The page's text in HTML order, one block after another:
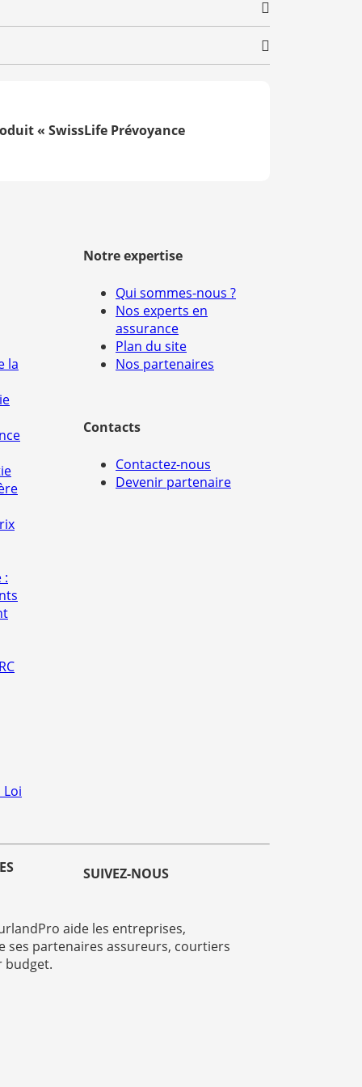
« SwissLife Prévoyance
la
:
Notre expertise
Qui sommes-nous ?
Nos experts en
assurance
Plan du site
Nos partenaires
Contacts
Contactez-nous
Devenir partenaire
SUIVEZ-NOUS
aide les entreprises,
ses partenaires assureurs, courtiers
budget.